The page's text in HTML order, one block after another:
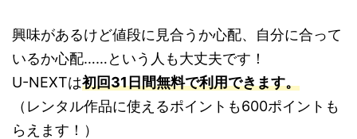
興味があるけど値段に見合うか心配、自分に合って
いるか心配……という人も大丈夫です！
U-NEXTは初回31日間無料で利用できます。
（レンタル作品に使えるポイントも600ポイントも
らえます！）